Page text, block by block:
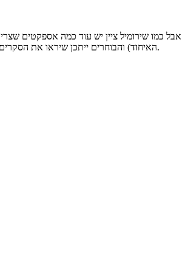
אבל כמו שירומיל ציין יש עוד כמה אספקטים
האיחוד) והבוחרים ייתכן שיראו את הסקרים ויחליטו להמנע ממפלגות קטנות שייתכן ולא יעברו או אולי להפך וייטו לחזק אותן. אני בטוח שיש גם ספרות וניסויים מבוקרים והוכחות משינויי שיטה בארץ ובחול על כך.